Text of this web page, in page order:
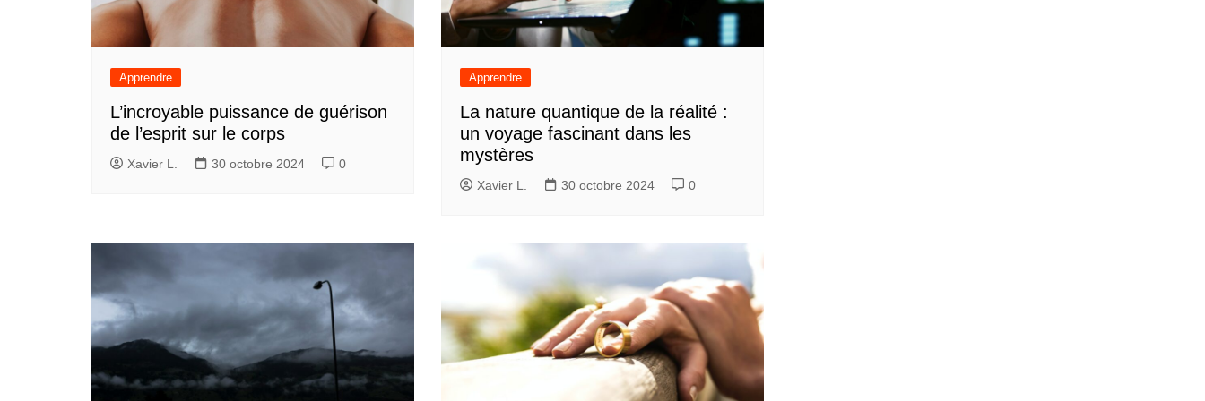
Apprendre
L’incroyable puissance de guérison
de l’esprit sur le corps
Xavier L. 30 octobre 2024 0
Apprendre
La nature quantique de la réalité :
un voyage fascinant dans les
mystères
Xavier L. 30 octobre 2024 0